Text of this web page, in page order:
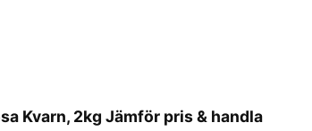
Kvarn, 2kg Jämför pris & handla